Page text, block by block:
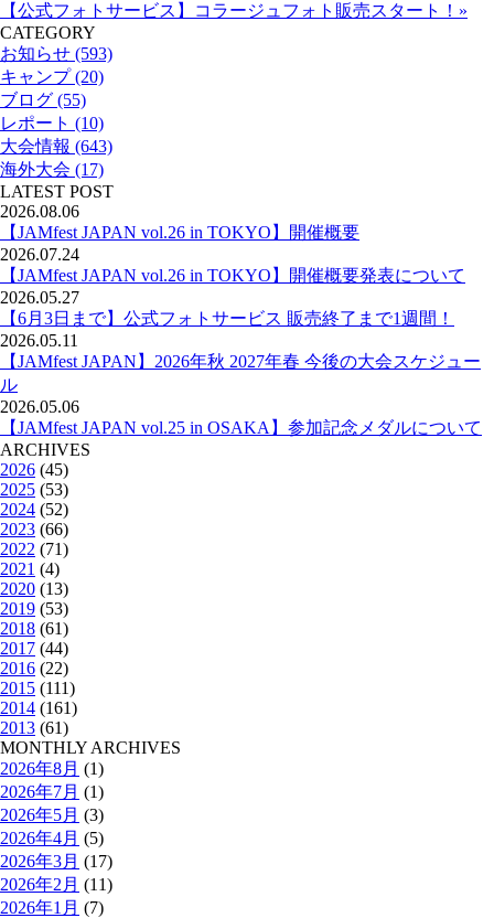
【公式フォトサービス】コラージュフォト販売スタート！»
CATEGORY
お知らせ (593)
キャンプ (20)
ブログ (55)
レポート (10)
大会情報 (643)
海外大会 (17)
LATEST POST
2026.08.06
【JAMfest JAPAN vol.26 in TOKYO】開催概要
2026.07.24
【JAMfest JAPAN vol.26 in TOKYO】開催概要発表について
2026.05.27
【6月3日まで】公式フォトサービス 販売終了まで1週間！
2026.05.11
【JAMfest JAPAN】2026年秋 2027年春 今後の大会スケジュー
ル
2026.05.06
【JAMfest JAPAN vol.25 in OSAKA】参加記念メダルについて
ARCHIVES
2026 (45)
2025 (53)
2024 (52)
2023 (66)
2022 (71)
2021 (4)
2020 (13)
2019 (53)
2018 (61)
2017 (44)
2016 (22)
2015 (111)
2014 (161)
2013 (61)
MONTHLY ARCHIVES
2026年8月 (1)
2026年7月 (1)
2026年5月 (3)
2026年4月 (5)
2026年3月 (17)
2026年2月 (11)
2026年1月 (7)